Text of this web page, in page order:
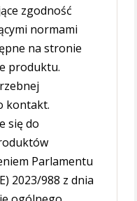
zgodność
normami
na stronie
produktu.
kontakt.
się do
Parlamentu
2023/988 z dnia